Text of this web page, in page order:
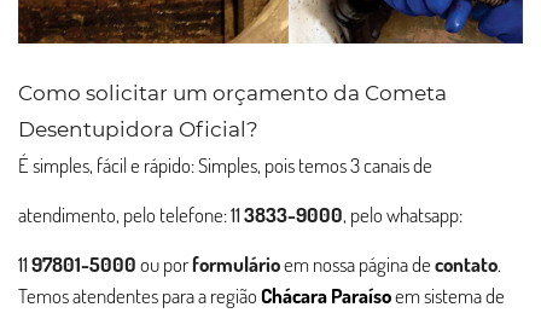
Como solicitar um orçamento da Cometa
Desentupidora Oficial?
É simples, fácil e rápido: Simples, pois temos 3 canais de
atendimento, pelo telefone:113833-9000, pelo whatsapp:
1197801-5000ou porformulárioem nossa página decontato.
Temos atendentes para a regiãoChácara Paraísoem sistema de